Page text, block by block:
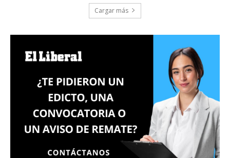
Cargar más